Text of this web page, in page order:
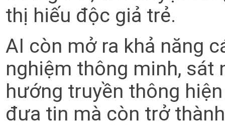
thị hiếu độc giả trẻ.
AI còn mở ra khả năng
nghiệm thông minh, sát
hướng truyền thông
đưa tin mà còn trở